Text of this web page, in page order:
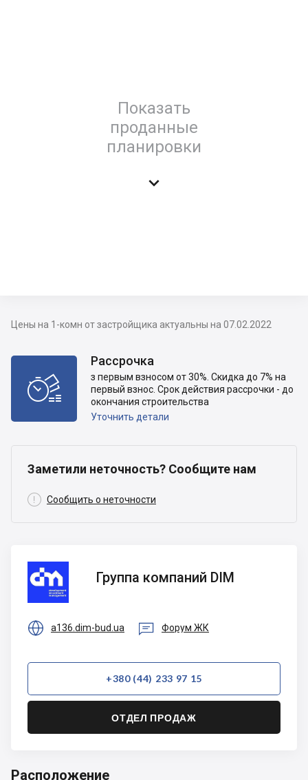
Показать
проданные
планировки

Цены на 1-комн от застройщика актуальны на 07.02.2022

Рассрочка
з первым взносом от 30%. Скидка до 7% на
первый взнос. Срок действия рассрочки - до
окончания строительства
Уточнить детали
Заметили неточность? Сообщите нам
 Сообщить о неточности
Группа
компаний
Группа компаний DIM
 a136.dim-bud.ua  Форум ЖК
+380 (44) 233 97 15
ОТДЕЛ ПРОДАЖ
Расположение